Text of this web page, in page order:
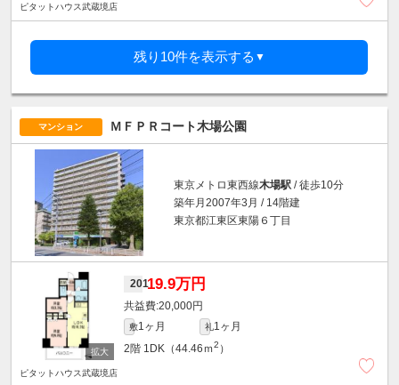
ピタットハウス武蔵境店
残り10件を表示する ▼
マンション ＭＦＰＲコート木場公園
東京メトロ東西線木場駅 / 徒歩10分
築年月2007年3月 / 14階建
東京都江東区東陽６丁目
20119.9万円
20,000円
敷1ヶ月 礼1ヶ月
2階 1DK（44.46ｍ2 ）
ピタットハウス武蔵境店